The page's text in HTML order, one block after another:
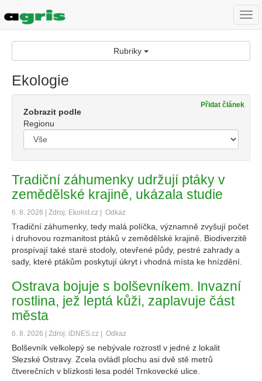
Rubriky
Ekologie
Přidat článek
Zobrazit podle
Regionu
Tradiční záhumenky udržují ptáky v
zemědělské krajině, ukázala studie
6. 8. 2026 | Zdroj: Ekolist.cz | Odkaz
Tradiční záhumenky, tedy malá políčka, významně zvyšují počet
i druhovou rozmanitost ptáků v zemědělské krajině. Biodiverzitě
prospívají také staré stodoly, otevřené půdy, pestré zahrady a
sady, které ptákům poskytují úkryt i vhodná místa ke hnízdění.
Ostrava bojuje s bolševníkem. Invazní
rostlina, jež leptá kůži, zaplavuje část
města
6. 8. 2026 | Zdroj: iDNES.cz | Odkaz
Bolševník velkolepý se nebývale rozrostl v jedné z lokalit
Slezské Ostravy. Zcela ovládl plochu asi dvě stě metrů
čtverečních v blízkosti lesa podél Trnkovecké ulice.